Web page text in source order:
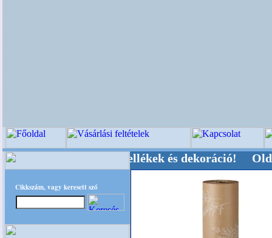
Cikkszám, vagy keresett szó
Kegyeleti-kellékek és dekoráció!